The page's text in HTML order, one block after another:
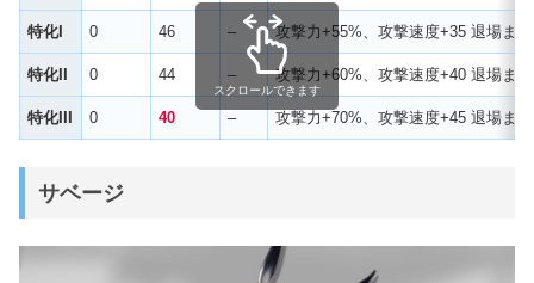
特化I 0 46 – 攻撃力+55%、攻撃速度+35 退場ま
特化II 0 44 – 攻撃力+60%、攻撃速度+40 退場ま
特化III 0 40 – 攻撃力+70%、攻撃速度+45 退場ま
スクロールできます
サベージ